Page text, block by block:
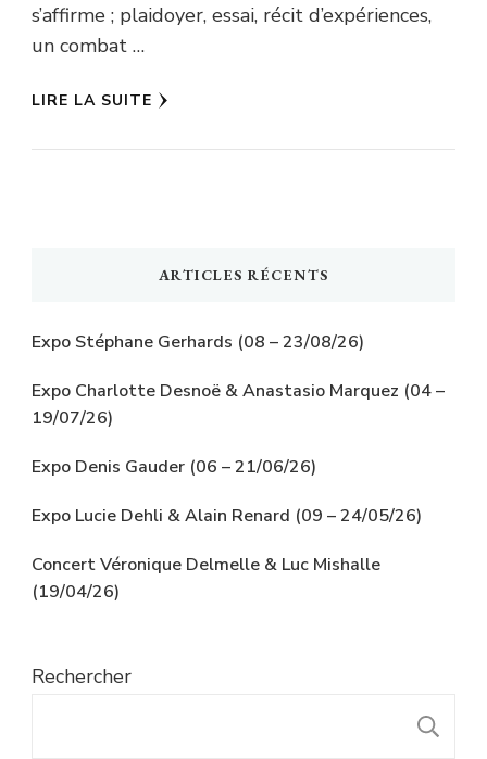
s’affirme ; plaidoyer, essai, récit d’expériences,
un combat …
LIRE LA SUITE
ARTICLES RÉCENTS
Expo Stéphane Gerhards (08 – 23/08/26)
Expo Charlotte Desnoë & Anastasio Marquez (04 –
19/07/26)
Expo Denis Gauder (06 – 21/06/26)
Expo Lucie Dehli & Alain Renard (09 – 24/05/26)
Concert Véronique Delmelle & Luc Mishalle
(19/04/26)
Rechercher